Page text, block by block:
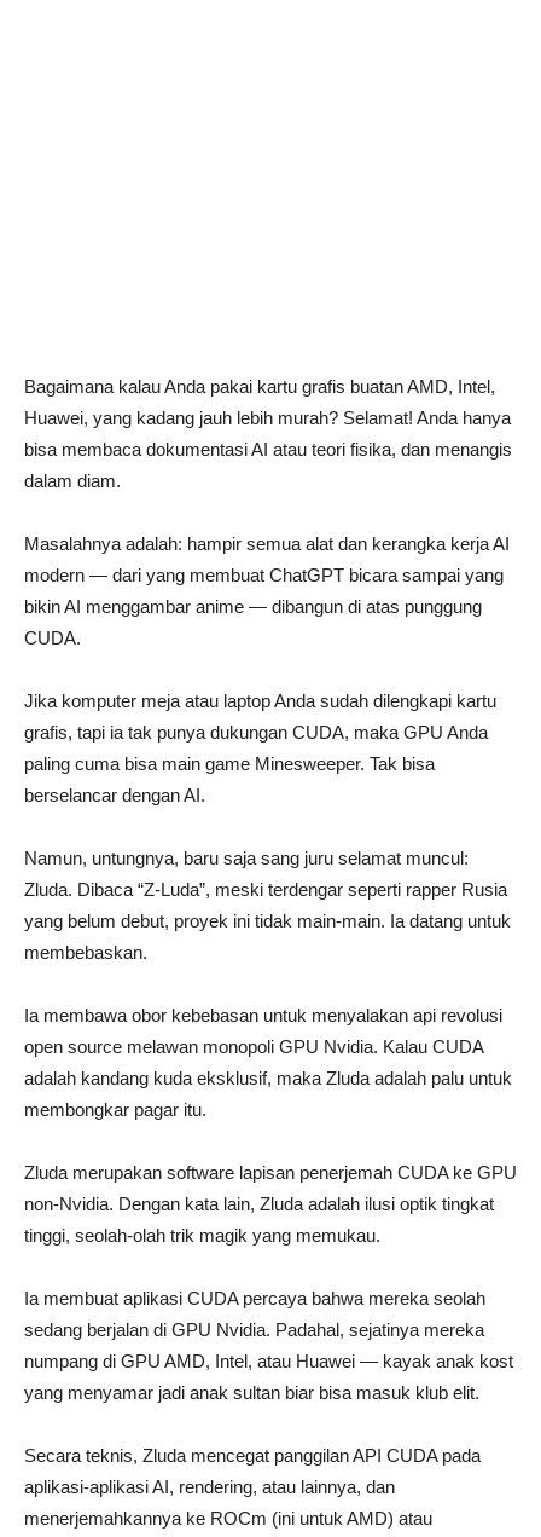
Bagaimana kalau Anda pakai kartu grafis buatan AMD, Intel,
Huawei, yang kadang jauh lebih murah? Selamat! Anda hanya
bisa membaca dokumentasi AI atau teori fisika, dan menangis
dalam diam.
Masalahnya adalah: hampir semua alat dan kerangka kerja AI
modern — dari yang membuat ChatGPT bicara sampai yang
bikin AI menggambar anime — dibangun di atas punggung
CUDA.
Jika komputer meja atau laptop Anda sudah dilengkapi kartu
grafis, tapi ia tak punya dukungan CUDA, maka GPU Anda
paling cuma bisa main game Minesweeper. Tak bisa
berselancar dengan AI.
Namun, untungnya, baru saja sang juru selamat muncul:
Zluda. Dibaca “Z-Luda”, meski terdengar seperti rapper Rusia
yang belum debut, proyek ini tidak main-main. Ia datang untuk
membebaskan.
Ia membawa obor kebebasan untuk menyalakan api revolusi
open source melawan monopoli GPU Nvidia. Kalau CUDA
adalah kandang kuda eksklusif, maka Zluda adalah palu untuk
membongkar pagar itu.
Zluda merupakan software lapisan penerjemah CUDA ke GPU
non-Nvidia. Dengan kata lain, Zluda adalah ilusi optik tingkat
tinggi, seolah-olah trik magik yang memukau.
Ia membuat aplikasi CUDA percaya bahwa mereka seolah
sedang berjalan di GPU Nvidia. Padahal, sejatinya mereka
numpang di GPU AMD, Intel, atau Huawei — kayak anak kost
yang menyamar jadi anak sultan biar bisa masuk klub elit.
Secara teknis, Zluda mencegat panggilan API CUDA pada
aplikasi-aplikasi AI, rendering, atau lainnya, dan
menerjemahkannya ke ROCm (ini untuk AMD) atau